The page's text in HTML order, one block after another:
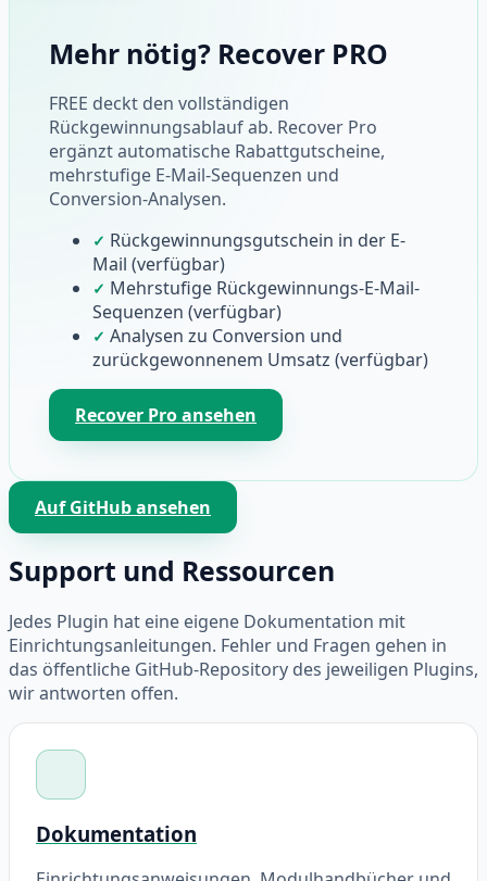
Mehr nötig? Recover PRO
FREE deckt den vollständigen
Rückgewinnungsablauf ab. Recover Pro
ergänzt automatische Rabattgutscheine,
mehrstufige E-Mail-Sequenzen und
Conversion-Analysen.
✓ Rückgewinnungsgutschein in der E-
Mail (verfügbar)
✓ Mehrstufige Rückgewinnungs-E-Mail-
Sequenzen (verfügbar)
✓ Analysen zu Conversion und
zurückgewonnenem Umsatz (verfügbar)
Recover Pro ansehen
Auf GitHub ansehen
Support und Ressourcen
Jedes Plugin hat eine eigene Dokumentation mit
Einrichtungsanleitungen. Fehler und Fragen gehen in
das öffentliche GitHub-Repository des jeweiligen Plugins,
wir antworten offen.
Dokumentation